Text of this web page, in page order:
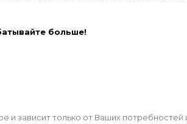
больше!
зависит только от Ваших потребностей